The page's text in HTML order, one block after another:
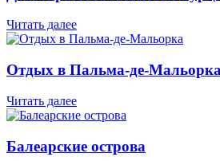
Читать далее
Отдых в Пальма-де-Мальорка
Читать далее
Балеарские острова